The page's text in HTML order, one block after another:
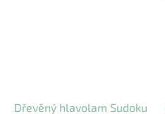
Dřevěný hlavolam Sudoku